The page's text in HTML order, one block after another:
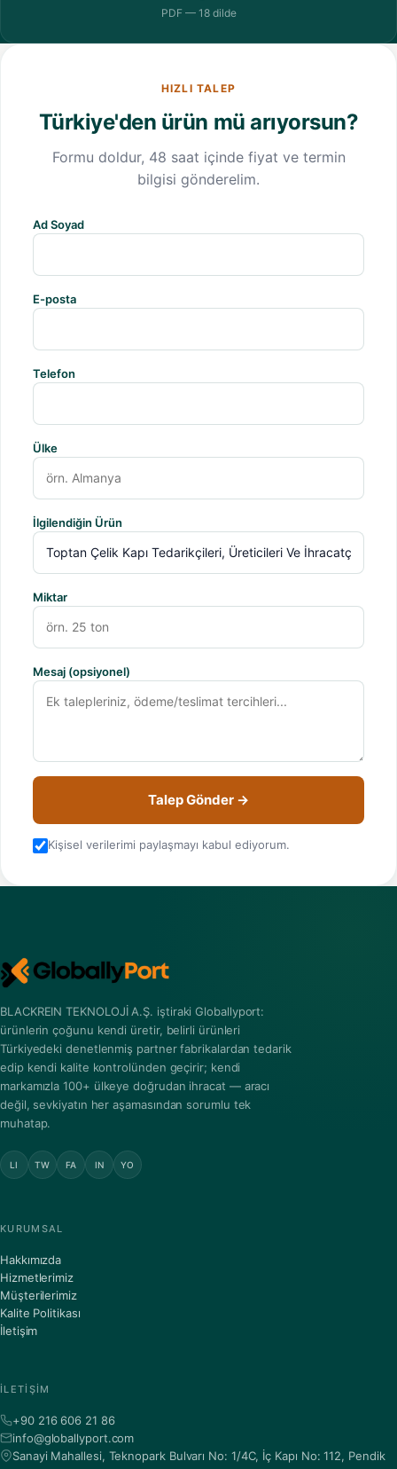
PDF — 18 dilde
HIZLI TALEP
Türkiye'den ürün mü arıyorsun?
Formu doldur, 48 saat içinde fiyat ve termin
bilgisi gönderelim.
Ad Soyad
E-posta
Telefon
Ülke
İlgilendiğin Ürün
Miktar
Mesaj (opsiyonel)
Talep Gönder →
Kişisel verilerimi paylaşmayı kabul ediyorum.
BLACKREIN TEKNOLOJİ A.Ş. iştiraki Globallyport:
ürünlerin çoğunu kendi üretir, belirli ürünleri
Türkiyedeki denetlenmiş partner fabrikalardan tedarik
edip kendi kalite kontrolünden geçirir; kendi
markamızla 100+ ülkeye doğrudan ihracat — aracı
değil, sevkiyatın her aşamasından sorumlu tek
muhatap.
LI TW FA IN YO
KURUMSAL
Hakkımızda
Hizmetlerimiz
Müşterilerimiz
Kalite Politikası
İletişim
İLETIŞIM
+90 216 606 21 86
info@globallyport.com
Sanayi Mahallesi, Teknopark Bulvarı No: 1/4C, İç Kapı No: 112, Pendik